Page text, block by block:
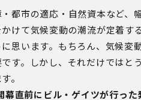
都市の適応・自然資本など、
けて気候変動の潮流が定着する
思います。もちろん、気候変
す。しかし、それだけではと
。
幕直前にビル・ゲイツが行った